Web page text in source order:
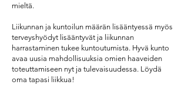
mieltä.
Liikunnan ja kuntoilun määrän lisääntyessä myös
terveyshyödyt lisääntyvät ja liikunnan
harrastaminen tukee kuntoutumista. Hyvä kunto
avaa uusia mahdollisuuksia omien haaveiden
toteuttamiseen nyt ja tulevaisuudessa. Löydä
oma tapasi liikkua!